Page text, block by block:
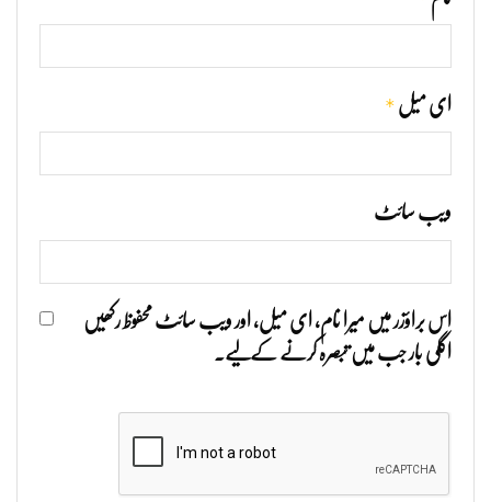
ای میل *
ویب‌ سائٹ
اس براؤزر میں میرا نام، ای میل، اور ویب سائٹ محفوظ رکھیں
اگلی بار جب میں تبصرہ کرنے کےلیے۔